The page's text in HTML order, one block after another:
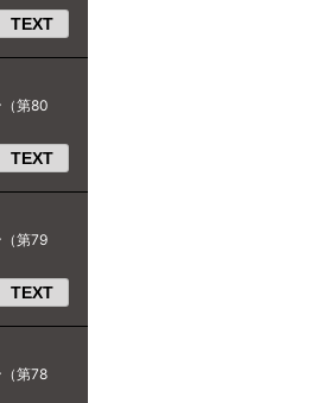
TEXT
第80
TEXT
第79
TEXT
第78